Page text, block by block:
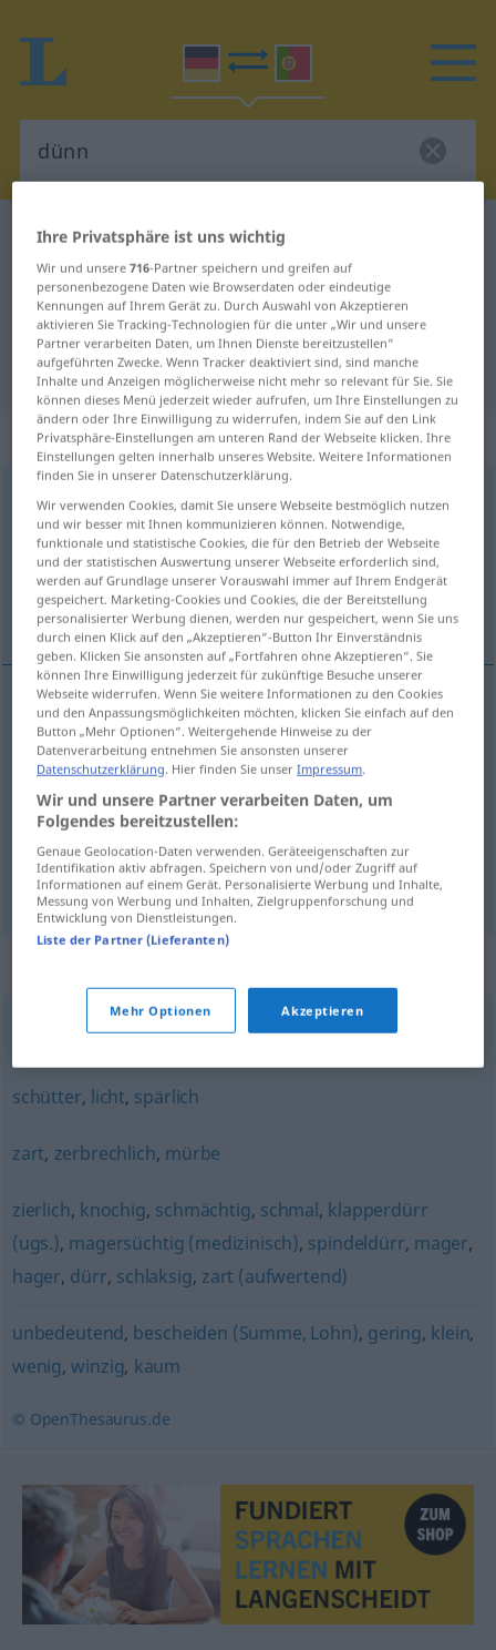
Deutsch-Portugiesisch Wörterbuch
Deutsch-Portugiesisch
Übersetzung für "dünn"
"dünn" Portugiesisch Übersetzung
„dünn“: Adjektiv
dünn adj
Übersicht aller Übersetzungen
(Für mehr Details die Übersetzung anklicken/antippen)
delgado, magro, fraco, raro
delgado dünn
magro dünn
fraco dünnKaffee
raro dünn Haar
durchsichtig,oberflächlich, gehaltlos,inhaltsleer
schütter, licht, spärlich
zart, zerbrechlich, mürbe
zierlich, knochig, schmächtig, schmal, klapperdürr
(ugs.), magersüchtig (medizinisch), spindeldürr, mager,
hager, dürr, schlaksig, zart (aufwertend)
unbedeutend, bescheiden (Summe, Lohn), gering, klein,
wenig,winzig, kaum
© OpenThesaurus.de
Ihre Privatsphäre ist uns wichtig
Wir und unsere716-Partner speichern und greifen auf
personenbezogene Daten wie Browserdaten oder eindeutige
Kennungen auf Ihrem Gerät zu. Durch Auswahl von Akzeptieren
aktivieren Sie Tracking-Technologien für die unter „Wir und unsere
Partner verarbeiten Daten, um Ihnen Dienste bereitzustellen“
aufgeführten Zwecke. Wenn Tracker deaktiviert sind, sind manche
Inhalte und Anzeigen möglicherweise nicht mehr so relevant für Sie. Sie
können dieses Menü jederzeit wieder aufrufen, um Ihre Einstellungen zu
ändern oder Ihre Einwilligung zu widerrufen, indem Sie auf den Link
Privatsphäre-Einstellungen am unteren Rand der Webseite klicken. Ihre
Einstellungen gelten innerhalb unseres Website. Weitere Informationen
finden Sie in unserer Datenschutzerklärung.
Wir verwenden Cookies, damit Sie unsere Webseite bestmöglich nutzen
und wir besser mit Ihnen kommunizieren können. Notwendige,
funktionale und statistische Cookies, die für den Betrieb der Webseite
und der statistischen Auswertung unserer Webseite erforderlich sind,
werden auf Grundlage unserer Vorauswahl immer auf Ihrem Endgerät
gespeichert. Marketing-Cookies und Cookies, die der Bereitstellung
personalisierter Werbung dienen, werden nur gespeichert, wenn Sie uns
durch einen Klick auf den „Akzeptieren“-Button Ihr Einverständnis
geben. Klicken Sie ansonsten auf „Fortfahren ohne Akzeptieren“. Sie
können Ihre Einwilligung jederzeit für zukünftige Besuche unserer
Webseite widerrufen. Wenn Sie weitere Informationen zu den Cookies
und den Anpassungsmöglichkeiten möchten, klicken Sie einfach auf den
Button „Mehr Optionen“. Weitergehende Hinweise zu der
Datenverarbeitung entnehmen Sie ansonsten unserer
Datenschutzerklärung. Hier finden Sie unserImpressum.
Wir und unsere Partner verarbeiten Daten, um
Folgendes bereitzustellen:
Genaue Geolocation-Daten verwenden. Geräteeigenschaften zur
Identifikation aktiv abfragen. Speichern von und/oder Zugriff auf
Informationen auf einem Gerät. Personalisierte Werbung und Inhalte,
Messung von Werbung und Inhalten, Zielgruppenforschung und
Entwicklung von Dienstleistungen.
Liste der Partner (Lieferanten)
Mehr Optionen Akzeptieren